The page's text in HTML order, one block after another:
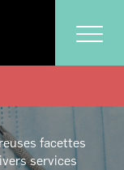
facettes
services